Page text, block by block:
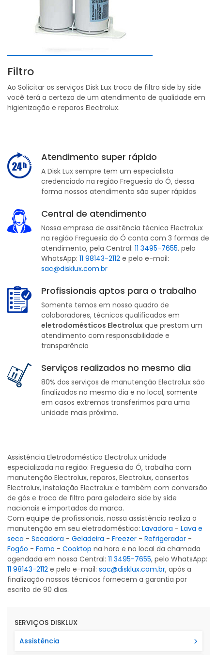
Filtro
Ao Solicitar os serviços Disk Lux troca de filtro side by side
você terá a certeza de um atendimento de qualidade em
higienização e reparos Electrolux.
Atendimento super rápido
A Disk Lux sempre tem um especialista
credenciado na região Freguesia do Ó, dessa
forma nossos atendimento são super rápidos
Central de atendimento
Nossa empresa de assitência técnica Electrolux
na região Freguesia do Ó conta com 3 formas de
atendimento, pela Central: 11 3495-7655, pelo
WhatsApp: 11 98143-2112 e pelo e-mail:
sac@disklux.com.br
Profissionais aptos para o trabalho
Somente temos em nosso quadro de
colaboradores, técnicos qualificados em
eletrodomésticos Electrolux que prestam um
atendimento com responsabilidade e
transparência
Serviços realizados no mesmo dia
80% dos serviços de manutenção Electrolux são
finalizados no mesmo dia e no local, somente
em casos extremos transferimos para uma
unidade mais próxima.
Assistência Eletrodoméstico Electrolux unidade
especializada na região: Freguesia do Ó, trabalha com
manutenção Electrolux, reparos, Electrolux, consertos
Electrolux, instalação Electrolux e também com conversão
de gás e troca de filtro para geladeira side by side
nacionais e importadas da marca.
Com equipe de profissionais, nossa assistência realiza a
manutenção em seu eletrodoméstico: Lavadora - Lava e
seca - Secadora - Geladeira - Freezer - Refrigerador -
Fogão - Forno - Cooktop na hora e no local da chamada
agendada em nossa Central: 11 3495-7655, pelo WhatsApp:
11 98143-2112 e pelo e-mail: sac@disklux.com.br, após a
finalização nossos técnicos fornecem a garantia por
escrito de 90 dias.
SERVIÇOS DISKLUX
Assistência